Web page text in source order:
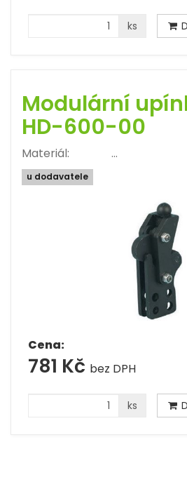
ks
Modulární
HD-600-00
Materiál: …
u dodavatele
Cena:
781 Kč bez DPH
ks